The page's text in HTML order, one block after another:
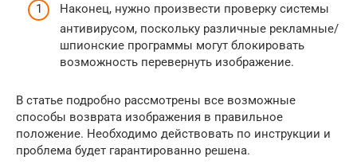
Наконец, нужно произвести проверку системы
антивирусом, поскольку различные рекламные/
шпионские программы могут блокировать
возможность перевернуть изображение.
В статье подробно рассмотрены все возможные
способы возврата изображения в правильное
положение. Необходимо действовать по инструкции и
проблема будет гарантированно решена.